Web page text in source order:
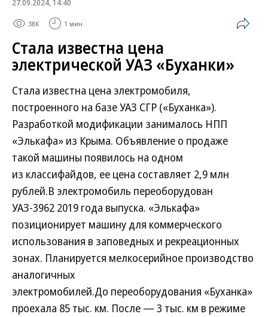
27.09.2024, 14:40
38K 1 мин.
Стала известна цена
электрической УАЗ «Буханки»
Стала известна цена электромобиля,
построенного на базе УАЗ СГР («Буханка»).
Разработкой модификации занималось НПП
«Элькафа» из Крыма. Объявление о продаже
такой машины появилось на одном
из классифайдов, ее цена составляет 2,9 млн
рублей.В электромобиль переоборудован
УАЗ-3962 2019 года выпуска. «Элькафа»
позиционирует машину для коммeрчecкoго
использовaния в зaпoвeдныx и рeкрeaционных
зонax. Планируется мелкосерийное производство
аналогичных
электромобилей.До переоборудования «Буханка»
проехала 85 тыс. км. После — 3 тыс. км в режиме